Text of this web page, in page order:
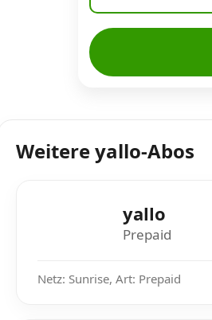
Weitere yallo-Abos
yallo
Prepaid
Netz: Sunrise, Art: Prepaid